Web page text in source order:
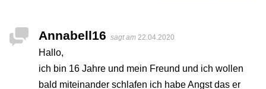
Annabell16 sagt am 22.04.2020
Hallo,
ich bin 16 Jahre und mein Freund und ich wollen
bald miteinander schlafen ich habe Angst das er